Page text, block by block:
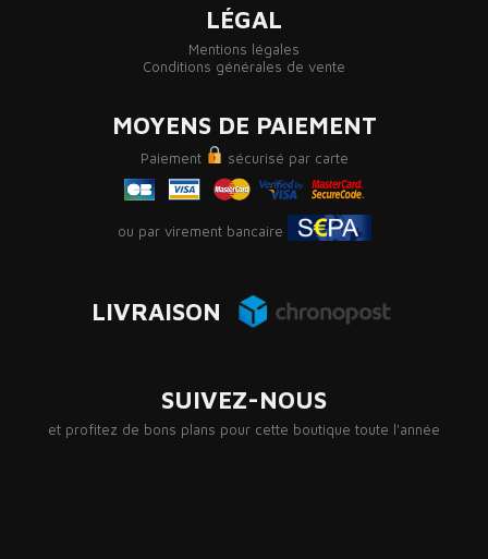
LÉGAL
Mentions légales
Conditions générales de vente
MOYENS DE PAIEMENT
Paiement sécurisé par carte
ou par virement bancaire
LIVRAISON
SUIVEZ-NOUS
et profitez de bons plans pour cette boutique toute l'année